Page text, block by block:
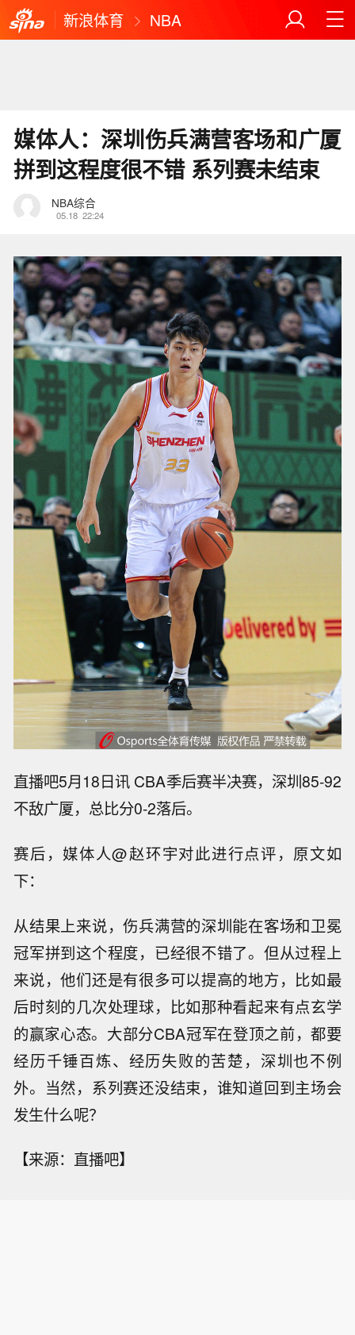
新浪体育 NBA
媒体人：深圳伤兵满营客场和广厦
拼到这程度很不错 系列赛未结束
NBA综合
05.18 22:24
直播吧5月18日讯 CBA季后赛半决赛，深圳85-92
不敌广厦，总比分0-2落后。
赛后，媒体人@赵环宇对此进行点评，原文如
下：
从结果上来说，伤兵满营的深圳能在客场和卫冕
冠军拼到这个程度，已经很不错了。但从过程上
来说，他们还是有很多可以提高的地方，比如最
后时刻的几次处理球，比如那种看起来有点玄学
的赢家心态。大部分CBA冠军在登顶之前，都要
经历千锤百炼、经历失败的苦楚，深圳也不例
外。当然，系列赛还没结束，谁知道回到主场会
发生什么呢？
【来源：直播吧】